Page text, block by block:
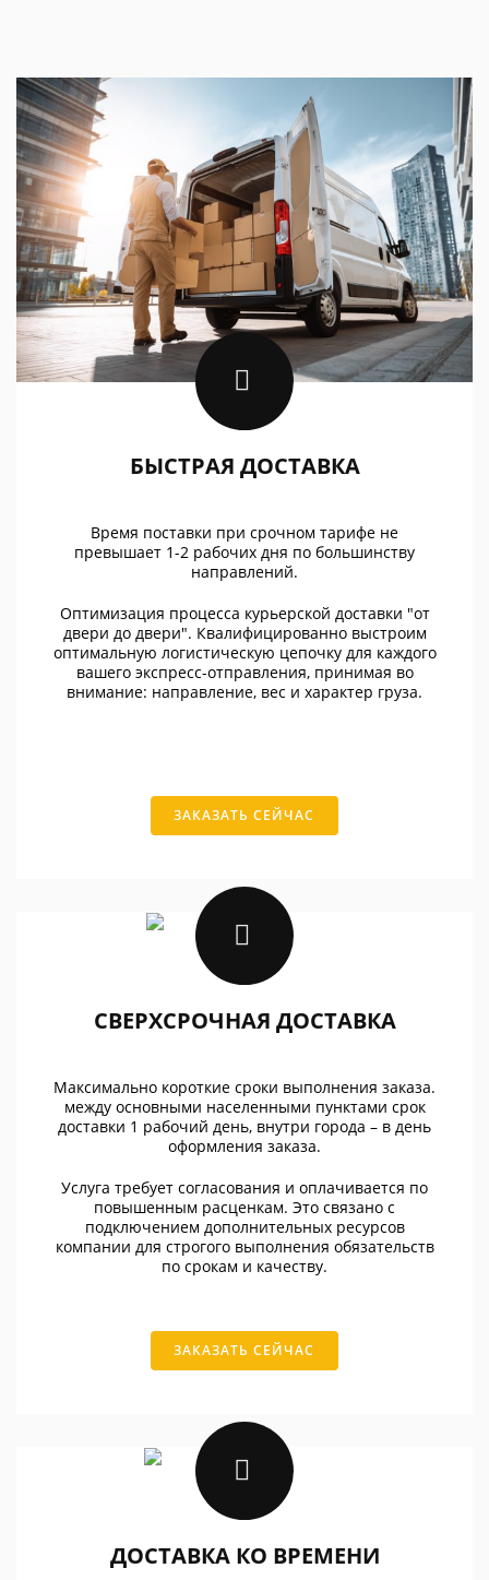
БЫСТРАЯ ДОСТАВКА
Время поставки при срочном тарифе не
превышает 1-2 рабочих дня по большинству
направлений.
Оптимизация процесса курьерской доставки "от
двери до двери". Квалифицированно выстроим
оптимальную логистическую цепочку для каждого
вашего экспресс-отправления, принимая во
внимание: направление, вес и характер груза.
ЗАКАЗАТЬ СЕЙЧАС
СВЕРХСРОЧНАЯ ДОСТАВКА
Максимально короткие сроки выполнения заказа.
между основными населенными пунктами срок
доставки 1 рабочий день, внутри города – в день
оформления заказа.
Услуга требует согласования и оплачивается по
повышенным расценкам. Это связано с
подключением дополнительных ресурсов
компании для строгого выполнения обязательств
по срокам и качеству.
ЗАКАЗАТЬ СЕЙЧАС
ДОСТАВКА КО ВРЕМЕНИ